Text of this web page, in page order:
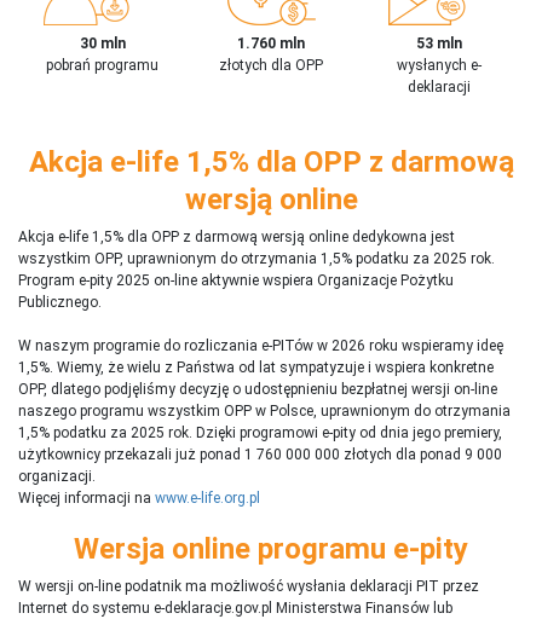
30 mln
pobrań programu
1.760 mln
złotych dla OPP
53 mln
wysłanych e-
deklaracji
Akcja e-life 1,5% dla OPP z darmową
wersją online
Akcja e-life 1,5% dla OPP z darmową wersją online dedykowna jest
wszystkim OPP, uprawnionym do otrzymania 1,5% podatku za 2025 rok.
Program e-pity 2025 on-line aktywnie wspiera Organizacje Pożytku
Publicznego.
W naszym programie do rozliczania e-PITów w 2026 roku wspieramy ideę
1,5%. Wiemy, że wielu z Państwa od lat sympatyzuje i wspiera konkretne
OPP, dlatego podjęliśmy decyzję o udostępnieniu bezpłatnej wersji on-line
naszego programu wszystkim OPP w Polsce, uprawnionym do otrzymania
1,5% podatku za 2025 rok. Dzięki programowi e-pity od dnia jego premiery,
użytkownicy przekazali już ponad 1 760 000 000 złotych dla ponad 9 000
organizacji.
Więcej informacji na www.e-life.org.pl
Wersja online programu e-pity
W wersji on-line podatnik ma możliwość wysłania deklaracji PIT przez
Internet do systemu e-deklaracje.gov.pl Ministerstwa Finansów lub